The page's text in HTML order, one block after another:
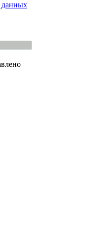
данных